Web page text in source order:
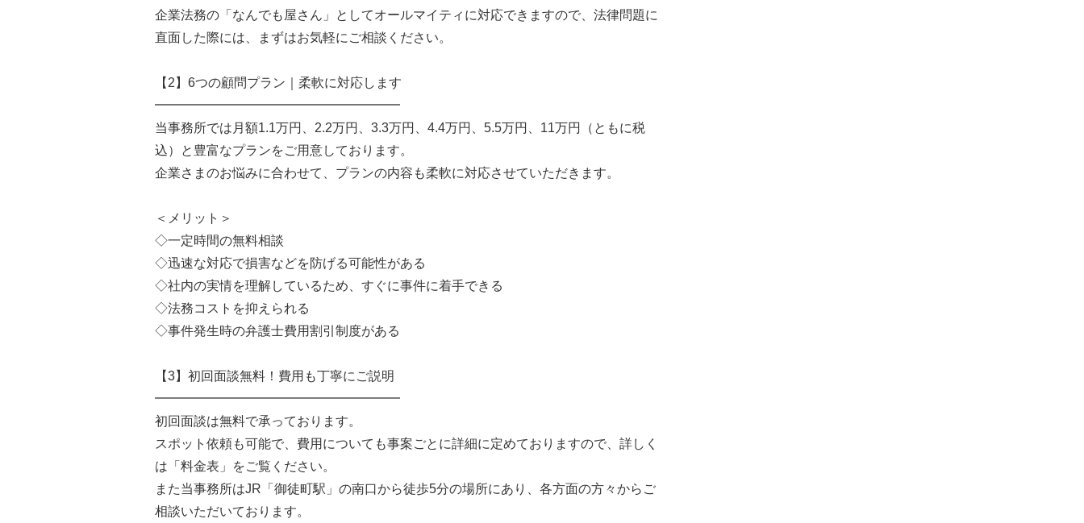
企業法務の「なんでも屋さん」としてオールマイティに対応できますので、法律問題に
直面した際には、まずはお気軽にご相談ください。
【2】6つの顧問プラン｜柔軟に対応します
━━━━━━━━━━━━━━━━━━━
当事務所では月額1.1万円、2.2万円、3.3万円、4.4万円、5.5万円、11万円（ともに税
込）と豊富なプランをご用意しております。
企業さまのお悩みに合わせて、プランの内容も柔軟に対応させていただきます。
＜メリット＞
◇一定時間の無料相談
◇迅速な対応で損害などを防げる可能性がある
◇社内の実情を理解しているため、すぐに事件に着手できる
◇法務コストを抑えられる
◇事件発生時の弁護士費用割引制度がある
【3】初回面談無料！費用も丁寧にご説明
━━━━━━━━━━━━━━━━━━━
初回面談は無料で承っております。
スポット依頼も可能で、費用についても事案ごとに詳細に定めておりますので、詳しく
は「料金表」をご覧ください。
また当事務所はJR「御徒町駅」の南口から徒歩5分の場所にあり、各方面の方々からご
相談いただいております。